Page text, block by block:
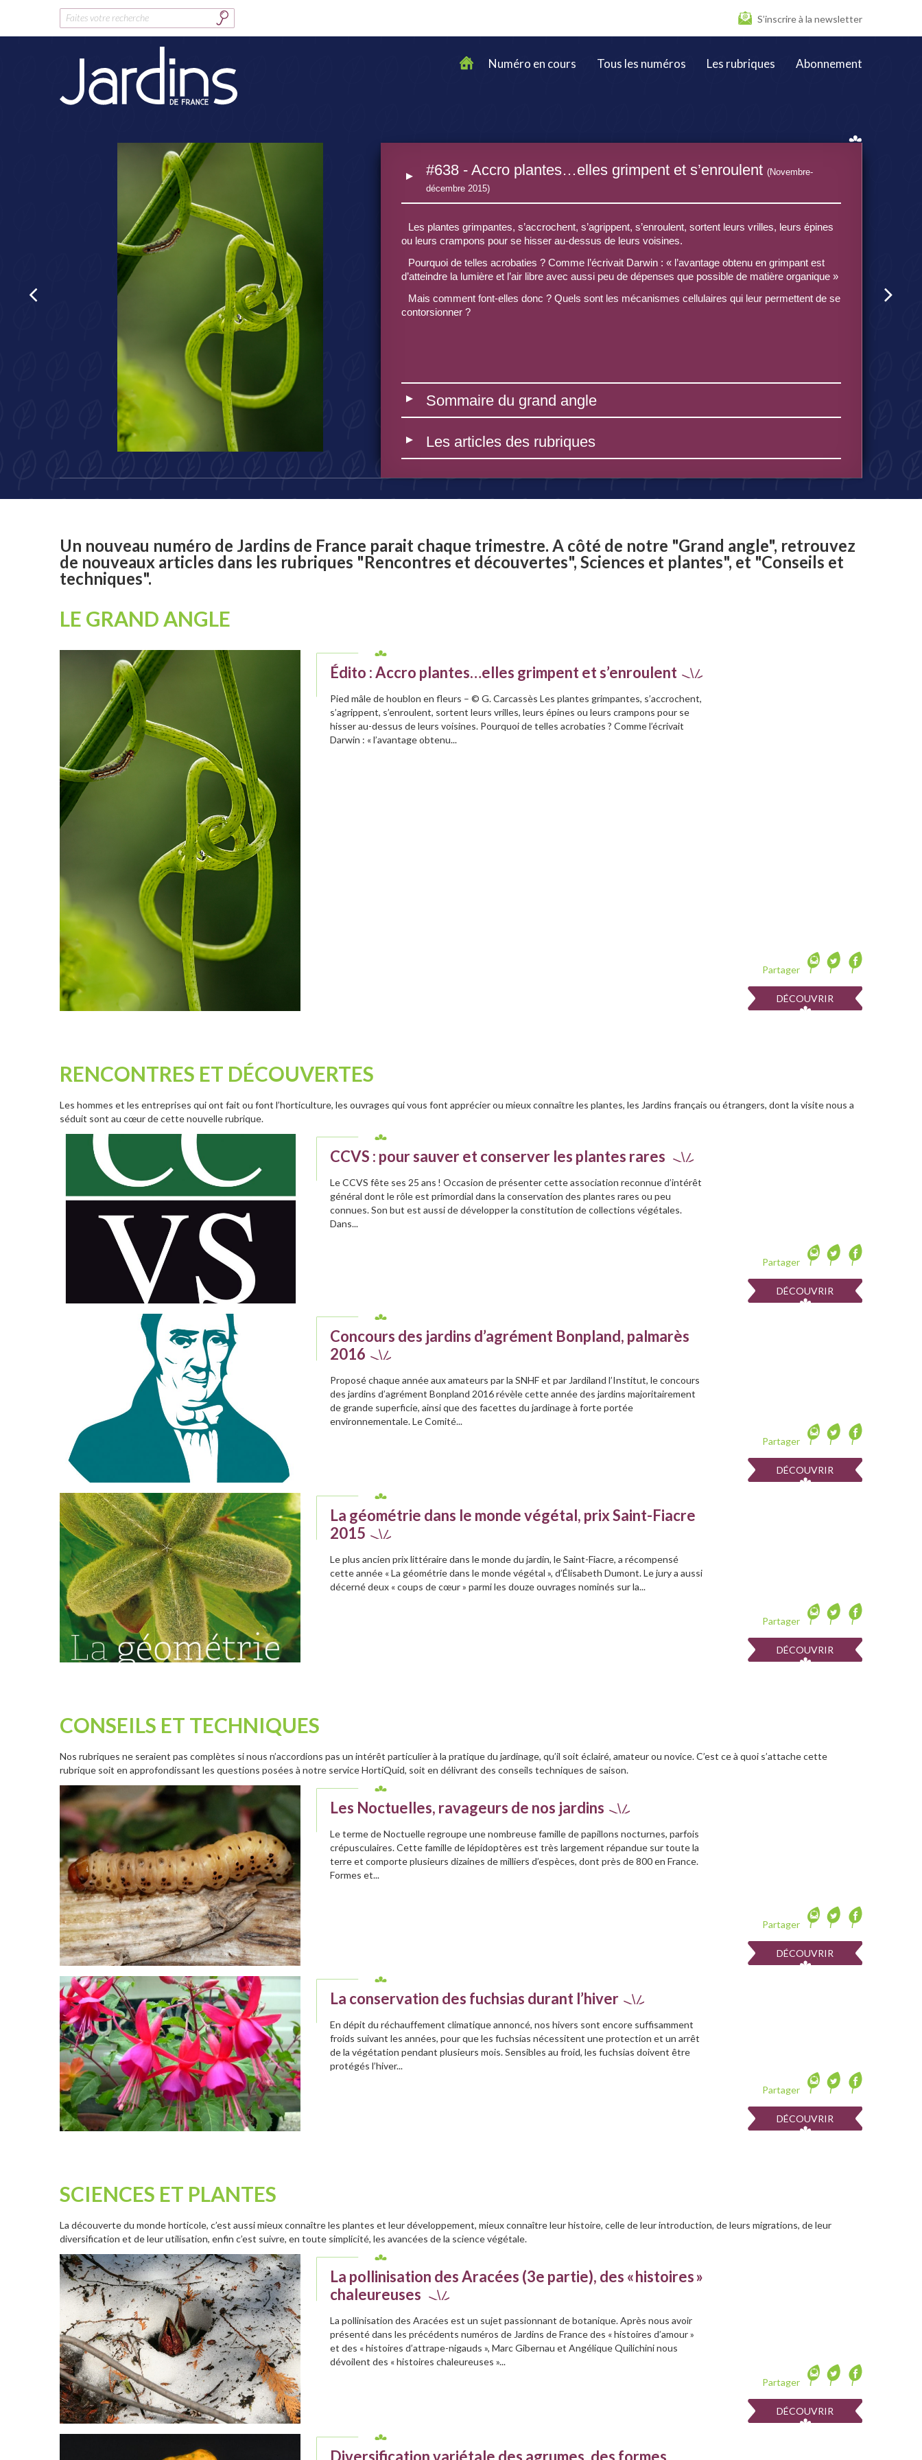
Rechercher : S’inscrire à la newsletter
Numéro en cours Tous les numéros Les rubriques Abonnement
#638 - Accro plantes…elles grimpent et s’enroulent (Novembre-
décembre 2015)
Les plantes grimpantes, s’accrochent, s’agrippent, s’enroulent, sortent leurs vrilles, leurs épines
ou leurs crampons pour se hisser au-dessus de leurs voisines.
Pourquoi de telles acrobaties ? Comme l’écrivait Darwin : « l’avantage obtenu en grimpant est
d’atteindre la lumière et l’air libre avec aussi peu de dépenses que possible de matière organique »
Mais comment font-elles donc ? Quels sont les mécanismes cellulaires qui leur permettent de se
contorsionner ?
Sommaire du grand angle
Les articles des rubriques
Un nouveau numéro de Jardins de France parait chaque trimestre. A côté de notre "Grand angle", retrouvez
de nouveaux articles dans les rubriques "Rencontres et découvertes", Sciences et plantes", et "Conseils et
techniques".
LE GRAND ANGLE
Édito : Accro plantes…elles grimpent et s’enroulent
Pied mâle de houblon en fleurs – © G. Carcassès Les plantes grimpantes, s’accrochent,
s’agrippent, s’enroulent, sortent leurs vrilles, leurs épines ou leurs crampons pour se
hisser au-dessus de leurs voisines. Pourquoi de telles acrobaties ? Comme l’écrivait
Darwin : « l’avantage obtenu...
Partager
DÉCOUVRIR
RENCONTRES ET DÉCOUVERTES
Les hommes et les entreprises qui ont fait ou font l’horticulture, les ouvrages qui vous font apprécier ou mieux connaître les plantes, les Jardins français ou étrangers, dont la visite nous a
séduit sont au cœur de cette nouvelle rubrique.
CCVS : pour sauver et conserver les plantes rares
Le CCVS fête ses 25 ans ! Occasion de présenter cette association reconnue d’intérêt
général dont le rôle est primordial dans la conservation des plantes rares ou peu
connues. Son but est aussi de développer la constitution de collections végétales.
Dans...
Partager
DÉCOUVRIR
Concours des jardins d’agrément Bonpland, palmarès
2016
Proposé chaque année aux amateurs par la SNHF et par Jardiland l’Institut, le concours
des jardins d’agrément Bonpland 2016 révèle cette année des jardins majoritairement
de grande superficie, ainsi que des facettes du jardinage à forte portée
environnementale. Le Comité...
Partager
DÉCOUVRIR
La géométrie dans le monde végétal, prix Saint-Fiacre
2015
Le plus ancien prix littéraire dans le monde du jardin, le Saint-Fiacre, a récompensé
cette année « La géométrie dans le monde végétal », d’Élisabeth Dumont. Le jury a aussi
décerné deux « coups de cœur » parmi les douze ouvrages nominés sur la...
Partager
DÉCOUVRIR
CONSEILS ET TECHNIQUES
Nos rubriques ne seraient pas complètes si nous n’accordions pas un intérêt particulier à la pratique du jardinage, qu’il soit éclairé, amateur ou novice. C’est ce à quoi s’attache cette
rubrique soit en approfondissant les questions posées à notre service HortiQuid, soit en délivrant des conseils techniques de saison.
Les Noctuelles, ravageurs de nos jardins
Le terme de Noctuelle regroupe une nombreuse famille de papillons nocturnes, parfois
crépusculaires. Cette famille de lépidoptères est très largement répandue sur toute la
terre et comporte plusieurs dizaines de milliers d’espèces, dont près de 800 en France.
Formes et...
Partager
DÉCOUVRIR
La conservation des fuchsias durant l’hiver
En dépit du réchauffement climatique annoncé, nos hivers sont encore suffisamment
froids suivant les années, pour que les fuchsias nécessitent une protection et un arrêt
de la végétation pendant plusieurs mois. Sensibles au froid, les fuchsias doivent être
protégés l’hiver...
Partager
DÉCOUVRIR
SCIENCES ET PLANTES
La découverte du monde horticole, c’est aussi mieux connaître les plantes et leur développement, mieux connaître leur histoire, celle de leur introduction, de leurs migrations, de leur
diversification et de leur utilisation, enfin c’est suivre, en toute simplicité, les avancées de la science végétale.
La pollinisation des Aracées (3e partie), des « histoires »
chaleureuses
La pollinisation des Aracées est un sujet passionnant de botanique. Après nous avoir
présenté dans les précédents numéros de Jardins de France des « histoires d’amour »
et des « histoires d’attrape-nigauds », Marc Gibernau et Angélique Quilichini nous
dévoilent des « histoires chaleureuses »...
Partager
DÉCOUVRIR
Diversification variétale des agrumes, des formes